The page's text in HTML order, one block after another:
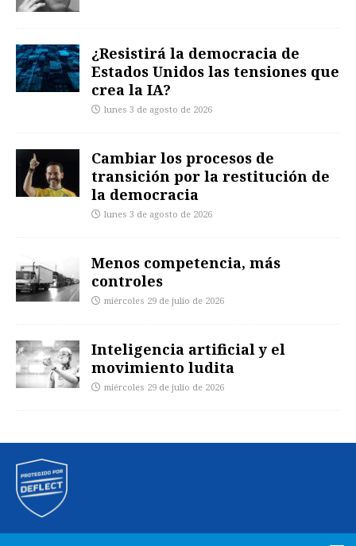
¿Resistirá la democracia de
Estados Unidos las tensiones que
crea la IA?
lunes 3 de agosto de 2026
Cambiar los procesos de
transición por la restitución de
la democracia
lunes 3 de agosto de 2026
Menos competencia, más
controles
miércoles 29 de julio de 2026
Inteligencia artificial y el
movimiento ludita
miércoles 29 de julio de 2026